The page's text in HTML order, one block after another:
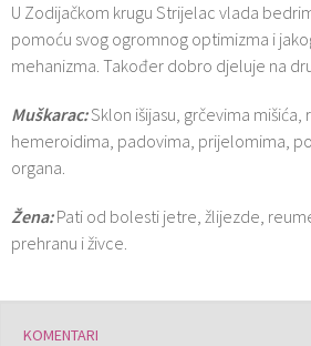
U Zodijačkom krugu Strijelac vlada
pomoću svog ogromnog optimizma i
mehanizma. Također dobro djeluje na
Muškarac:Sklon išijasu, grčevima mišića,
hemeroidima, padovima, prijelomima,
organa.
Žena:Pati od bolesti jetre, žlijezde,
prehranu i živce.
KOMENTARI